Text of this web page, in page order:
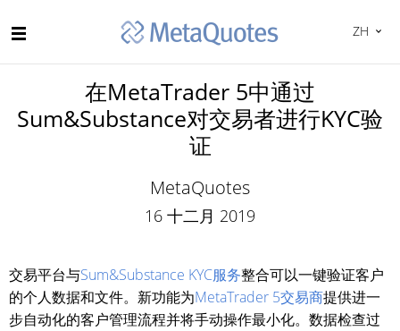
ZH
在MetaTrader 5中通过
Sum&Substance对交易者进行KYC验
证
MetaQuotes
16 十二月 2019
交易平台与Sum&Substance KYC服务整合可以一键验证客户
的个人数据和文件。新功能为MetaTrader 5交易商提供进一
步自动化的客户管理流程并将手动操作最小化。数据检查过